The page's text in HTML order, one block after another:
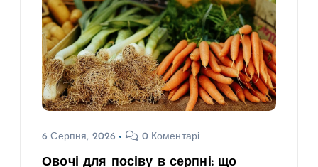
6 Серпня, 2026 0 Коментарі
Овочі для посіву в серпні: що